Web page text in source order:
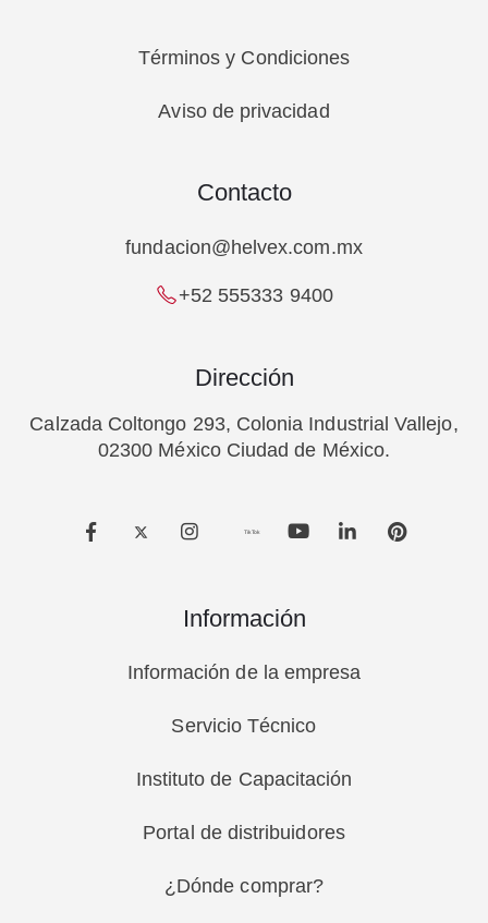
Términos y Condiciones
Aviso de privacidad
Contacto
fundacion@helvex.com.mx
+52 555333 9400
Dirección
Calzada Coltongo 293, Colonia Industrial Vallejo,
02300 México Ciudad de México.
TikTok
Información
Información de la empresa
Servicio Técnico
Instituto de Capacitación
Portal de distribuidores
¿Dónde comprar?